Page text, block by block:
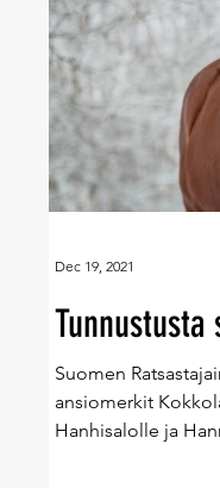
Tunnustusta
Suomen
ansiomerkit
Hanhisalolle ja
Dec 19, 2021